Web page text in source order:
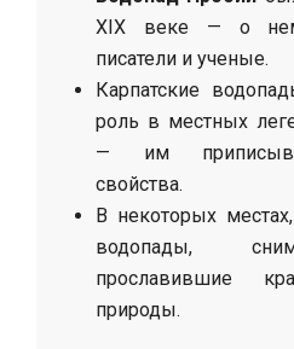
XIX веке — о
писатели и ученые.
Карпатские
роль в местных
— им
свойства.
В некоторых
водопады,
прославившие
природы.